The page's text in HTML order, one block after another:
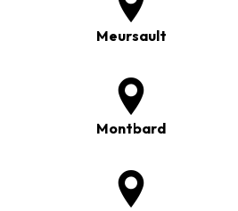
Meursault
Montbard